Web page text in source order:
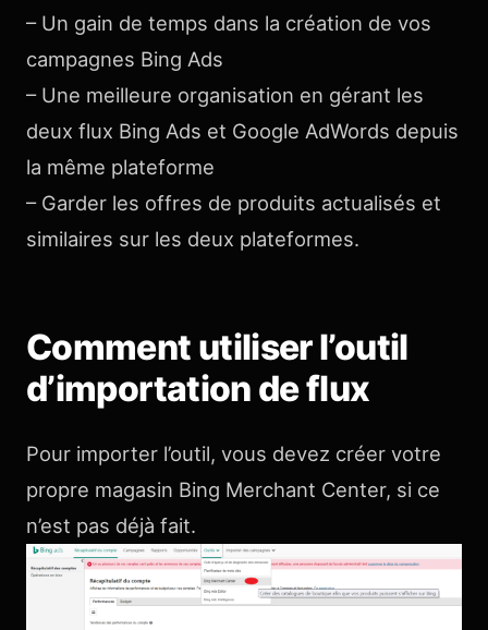
– Un gain de temps dans la création de vos
campagnes Bing Ads
– Une meilleure organisation en gérant les
deux flux Bing Ads et Google AdWords depuis
la même plateforme
– Garder les offres de produits actualisés et
similaires sur les deux plateformes.
Comment utiliser l’outil
d’importation de flux
Pour importer l’outil, vous devez créer votre
propre magasin Bing Merchant Center, si ce
n’est pas déjà fait.